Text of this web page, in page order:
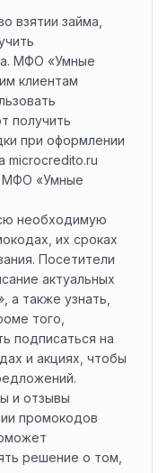
взятии займа,
МФО «Умные
клиентам
получить
при оформлении
microcredito.ru
МФО «Умные
необходимую
их сроках
Посетители
актуальных
также узнать,
того,
подписаться на
и акциях, чтобы
и отзывы
промокодов
решение о том,